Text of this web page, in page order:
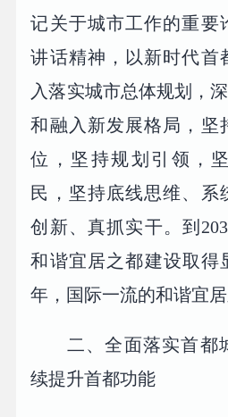
记关于城市工作的重要
讲话精神，以新时代首
入落实城市总体规划，
和融入新发展格局，坚
位，坚持规划引领，
民，坚持底线思维、系
创新、真抓实干。到
和谐宜居之都建设取得
年，国际一流的和谐宜居
二、全面落实首都
续提升首都功能